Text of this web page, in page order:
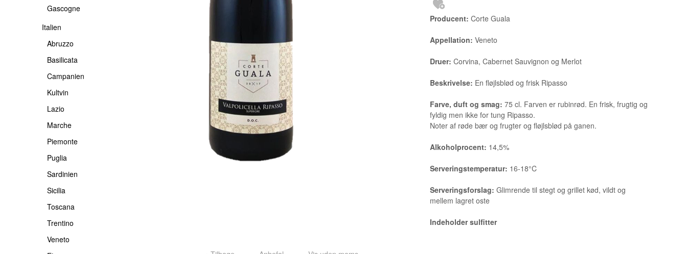
Gascogne
Italien
Abruzzo
Basilicata
Campanien
Kultvin
Lazio
Marche
Piemonte
Puglia
Sardinien
Sicilia
Toscana
Trentino
Veneto
Producent: Corte Guala
Appellation: Veneto
Druer: Corvina, Cabernet Sauvignon og Merlot
Beskrivelse: En fløjlsblød og frisk Ripasso
Farve, duft og smag: 75 cl. Farven er rubinrød. En frisk, frugtig og
fyldig men ikke for tung Ripasso.
Noter af røde bær og frugter og fløjlsblød på ganen.
Alkoholprocent: 14,5%
Serveringstemperatur: 16-18°C
Serveringsforslag: Glimrende til stegt og grillet kød, vildt og
mellem lagret oste
Indeholder sulfitter